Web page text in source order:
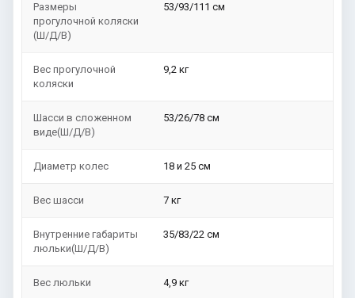
Размеры
прогулочной коляски
(Ш/Д/В)
53/93/111 см
Вес прогулочной
коляски
9,2 кг
Шасси в сложенном
виде(Ш/Д/В)
53/26/78 см
Диаметр колес 18 и 25 см
Вес шасси 7 кг
Внутренние габариты
люльки(Ш/Д/В)
35/83/22 см
Вес люльки 4,9 кг